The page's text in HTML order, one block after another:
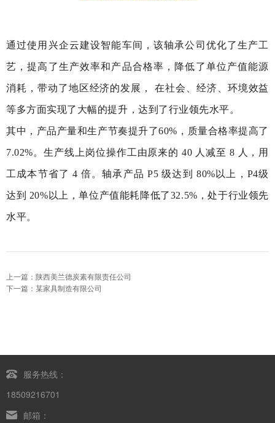
通过使用兴企云建设智能车间，该轴承公司优化了生产工
艺，提高了生产效率和产品合格率，降低了单位产值能源
消耗，带动了地区经济的发展， 在社会、经济、环境效益
等多方面实现了大幅的提升，达到了行业领先水平。
其中，产品产量和生产节奏提升了60%，质量合格率提高了
7.02%。生产线上岗位操作工由原来的 40 人减至 8 人，用
工成本节省了 4 倍。轴承产品 P5 级达到 80%以上，P4级
达到 20%以上，单位产值能耗降低了32.5%，处于行业领先
水平。
上一篇：陕西美兰德炭素有限责任公司
下一篇：某家具制造有限公司
服务热线：
18509216701
邮箱：